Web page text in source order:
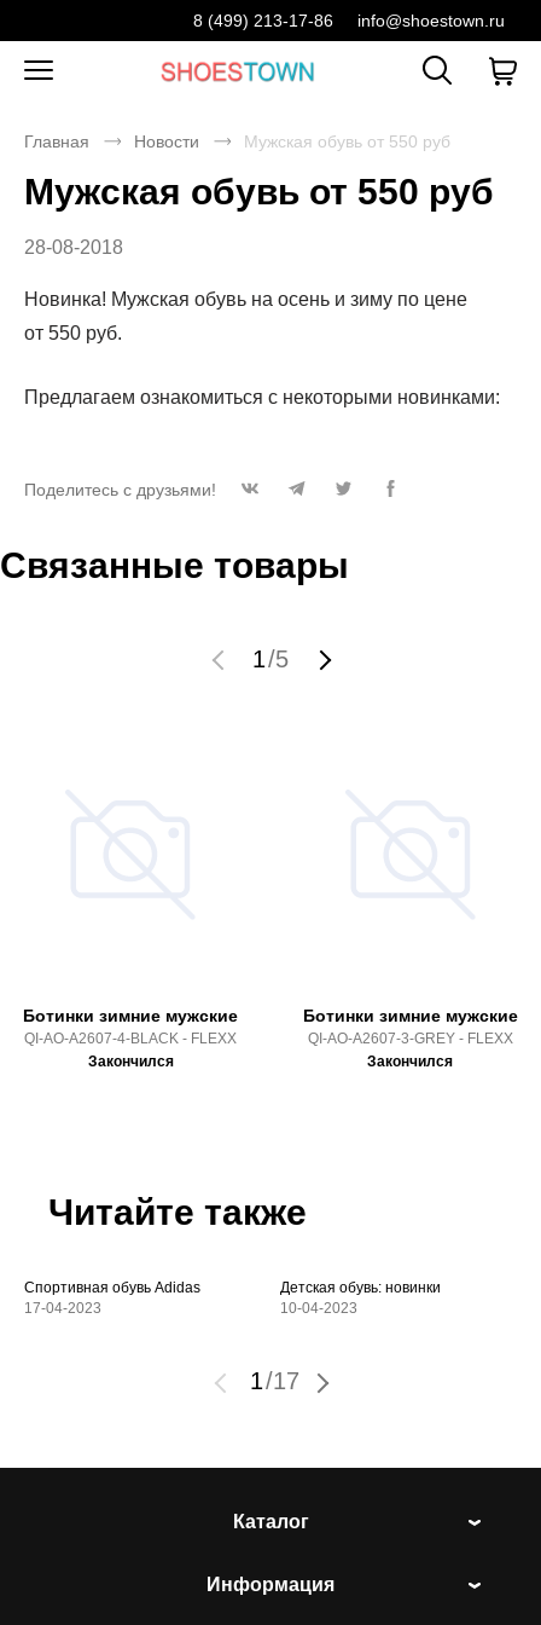
8 (499) 213-17-86 info@shoestown.ru
Главная Новости Мужская обувь от 550 руб
Мужская обувь от 550 руб
28-08-2018
Новинка! Мужская обувь на осень и зиму по цене
от 550 руб.
Предлагаем ознакомиться с некоторыми новинками:
Поделитесь с друзьями!
Связанные товары
1/5
Ботинки зимние мужские
QI-AO-A2607-4-BLACK - FLEXX
Закончился
Ботинки зимние мужские
QI-AO-A2607-3-GREY - FLEXX
Закончился
Читайте также
Спортивная обувь Adidas
17-04-2023
Детская обувь: новинки
10-04-2023
1/17
Каталог
Информация